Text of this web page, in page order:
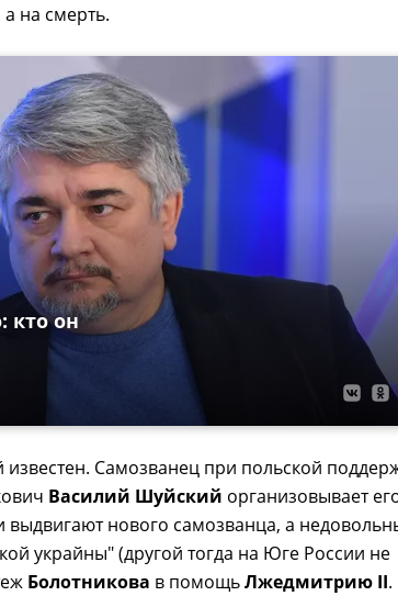
на смерть.
кто он
Самозванец при польской
Василий Шуйский организовывает
выдвигают нового самозванца, а
украйны" (другой тогда на Юге России не
Болотникова в помощьЛжедмитрию II.